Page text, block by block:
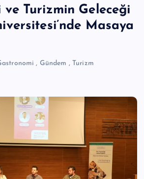
ve Turizmin Geleceği
Masaya
, Gündem , Turizm